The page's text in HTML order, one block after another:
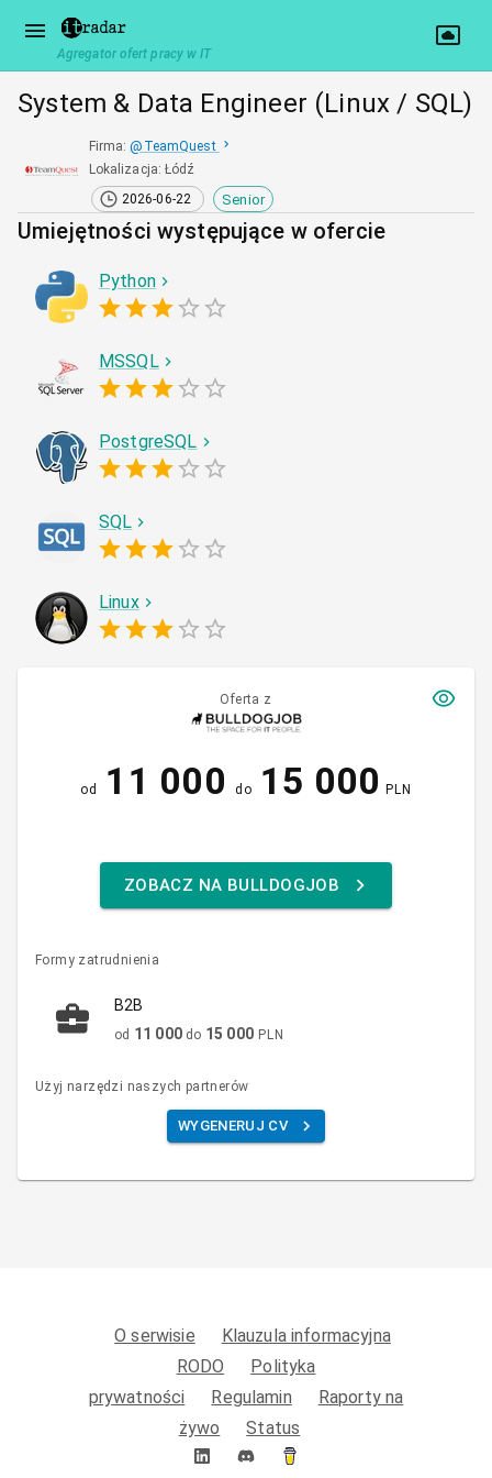
Agregator ofert pracy w IT
System & Data Engineer (Linux / SQL)
Firma: @ TeamQuest
Lokalizacja:Łódź
2026-06-22
Senior
Umiejętności występujące w ofercie
Python
MSSQL
PostgreSQL
SQL
Linux
Oferta z
od 11 000 do 15 000 PLN
ZOBACZ NA BULLDOGJOB
Formy zatrudnienia
B2B
od 11 000 do 15 000 PLN
Użyj narzędzi naszych partnerów
WYGENERUJ CV
O serwisie
Klauzula informacyjna
RODO
Polityka
prywatności
Regulamin
Raporty na
żywo
Status